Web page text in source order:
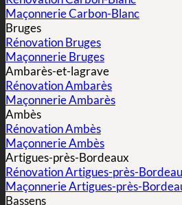
Maçonnerie Carbon-Blanc
Bruges
Rénovation Bruges
Maçonnerie Bruges
Ambarès-et-lagrave
Rénovation Ambarès
Maçonnerie Ambarès
Ambès
Rénovation Ambès
Maçonnerie Ambès
Artigues-près-Bordeaux
Rénovation Artigues-près-
Maçonnerie Artigues-près-
Bassens